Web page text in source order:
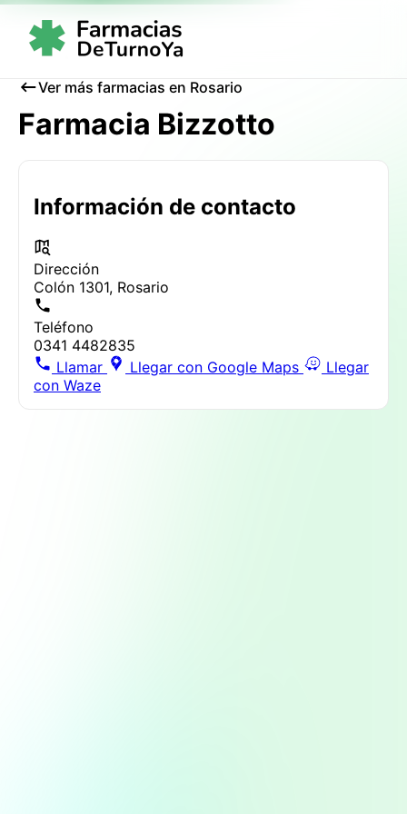
Ver más farmacias en Rosario
Farmacia Bizzotto
Información de contacto
Dirección
Colón 1301, Rosario
Teléfono
0341 4482835
Llamar
Llegar con Google Maps
Llegar
con Waze